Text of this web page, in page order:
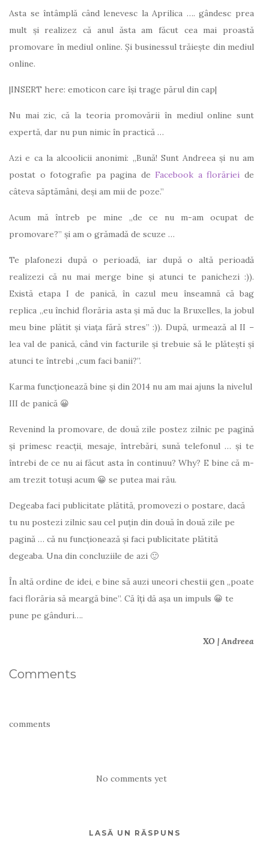
Asta se întâmplă când lenevesc la Aprilica …. gândesc prea
mult și realizez că anul ăsta am făcut cea mai proastă
promovare în mediul online. Și businessul trăiește din mediul
online.
|INSERT here: emoticon care își trage părul din cap|
Nu mai zic, că la teoria promovării în mediul online sunt
expertă, dar nu pun nimic în practică …
Azi e ca la alcoolicii anonimi: „Bună! Sunt Andreea și nu am
postat o fotografie pa pagina deFacebook a florăriei de
câteva săptămâni, deși am mii de poze.”
Acum mă întreb pe mine „de ce nu m-am ocupat de
promovare?” și am o grămadă de scuze …
Te plafonezi după o perioadă, iar după o altă perioadă
realizezi că nu mai merge bine și atunci te panichezi :)).
Există etapa I de panică, în cazul meu înseamnă că bag
replica „eu închid florăria asta și mă duc la Bruxelles, la jobul
meu bine plătit și viața fără stres” :)). După, urmează al II –
lea val de panică, când vin facturile și trebuie să le plătești și
atunci te întrebi „cum faci banii?”.
Karma funcționează bine și din 2014 nu am mai ajuns la nivelul
III de panică 😀
Revenind la promovare, de două zile postez zilnic pe pagină
și primesc reacții, mesaje, întrebări, sună telefonul … și te
întrebi de ce nu ai făcut asta în continuu? Why? E bine că m-
am trezit totuși acum 😀 se putea mai rău.
Degeaba faci publicitate plătită, promovezi o postare, dacă
tu nu postezi zilnic sau cel puțin din două în două zile pe
pagină … că nu funcționează și faci publicitate plătită
degeaba. Una din concluziile de azi 🙂
În altă ordine de idei, e bine să auzi uneori chestii gen „poate
faci florăria să meargă bine”. Că îți dă așa un impuls 😀 te
pune pe gânduri….
XO | Andreea
Comments
comments
No comments yet
LASĂ UN RĂSPUNS